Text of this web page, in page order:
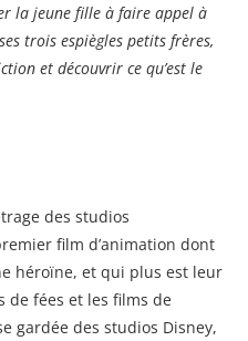
la jeune fille à faire appel à
trois espiègles petits frères,
et découvrir ce qu’est le
des studios
film d’animation dont
héroïne, et qui plus est leur
de fées et les films de
gardée des studios Disney,